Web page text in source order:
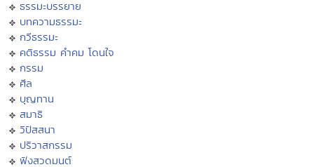
ธรรมะบรรยาย
บทความธรรมะ
กวีธรรมะ
คติธรรม คำคม โดนใจ
กรรม
ศีล
บุญทาน
สมาธิ
วิปัสสนา
ปริวาสกรรม
ฟังสวดมนต์